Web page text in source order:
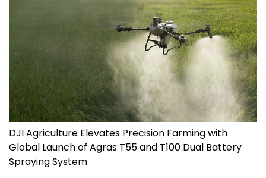
DJI Agriculture Elevates Precision Farming with
Global Launch of Agras T55 and T100 Dual Battery
Spraying System